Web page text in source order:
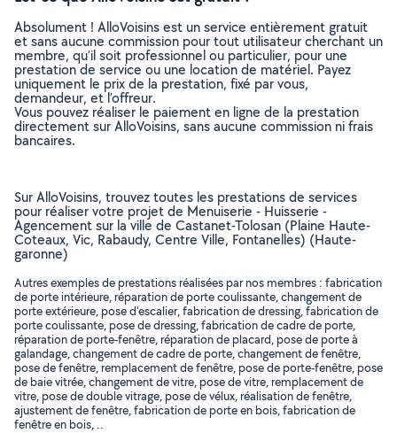
Absolument ! AlloVoisins est un service entièrement gratuit
et sans aucune commission pour tout utilisateur cherchant un
membre, qu’il soit professionnel ou particulier, pour une
prestation de service ou une location de matériel. Payez
uniquement le prix de la prestation, fixé par vous,
demandeur, et l’offreur.
Vous pouvez réaliser le paiement en ligne de la prestation
directement sur AlloVoisins, sans aucune commission ni frais
bancaires.
Sur AlloVoisins, trouvez toutes les prestations de services
pour réaliser votre projet de Menuiserie - Huisserie -
Agencement sur la ville de Castanet-Tolosan (Plaine Haute-
Coteaux, Vic, Rabaudy, Centre Ville, Fontanelles) (Haute-
garonne)
Autres exemples de prestations réalisées par nos membres : fabrication
de porte intérieure, réparation de porte coulissante, changement de
porte extérieure, pose d'escalier, fabrication de dressing, fabrication de
porte coulissante, pose de dressing, fabrication de cadre de porte,
réparation de porte-fenêtre, réparation de placard, pose de porte à
galandage, changement de cadre de porte, changement de fenêtre,
pose de fenêtre, remplacement de fenêtre, pose de porte-fenêtre, pose
de baie vitrée, changement de vitre, pose de vitre, remplacement de
vitre, pose de double vitrage, pose de vélux, réalisation de fenêtre,
ajustement de fenêtre, fabrication de porte en bois, fabrication de
fenêtre en bois, ..